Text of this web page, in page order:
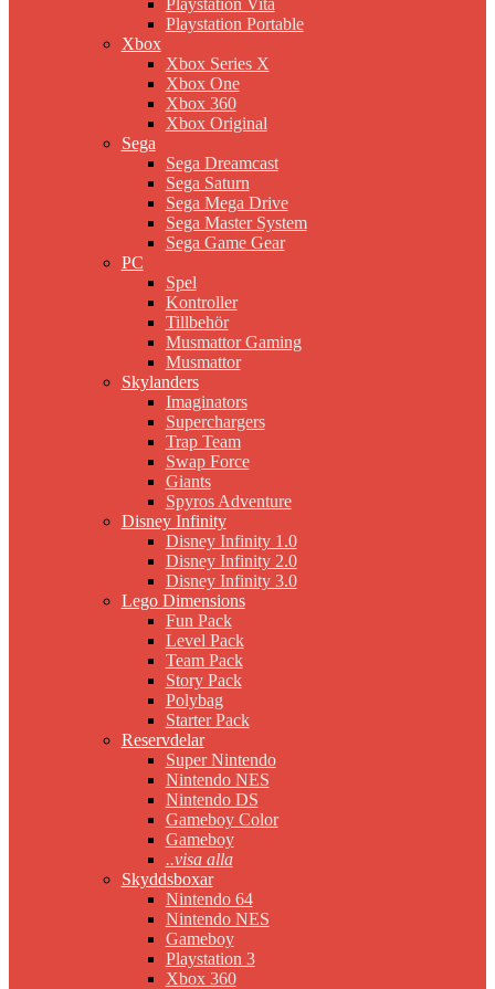
Playstation Vita
Playstation Portable
Xbox
Xbox Series X
Xbox One
Xbox 360
Xbox Original
Sega
Sega Dreamcast
Sega Saturn
Sega Mega Drive
Sega Master System
Sega Game Gear
PC
Spel
Kontroller
Tillbehör
Musmattor Gaming
Musmattor
Skylanders
Imaginators
Superchargers
Trap Team
Swap Force
Giants
Spyros Adventure
Disney Infinity
Disney Infinity 1.0
Disney Infinity 2.0
Disney Infinity 3.0
Lego Dimensions
Fun Pack
Level Pack
Team Pack
Story Pack
Polybag
Starter Pack
Reservdelar
Super Nintendo
Nintendo NES
Nintendo DS
Gameboy Color
Gameboy
..visa alla
Skyddsboxar
Nintendo 64
Nintendo NES
Gameboy
Playstation 3
Xbox 360